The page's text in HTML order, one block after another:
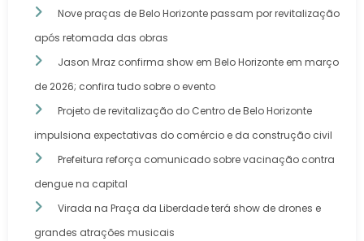
Nove praças de Belo Horizonte passam por revitalização
após retomada das obras
Jason Mraz confirma show em Belo Horizonte em março
de 2026; confira tudo sobre o evento
Projeto de revitalização do Centro de Belo Horizonte
impulsiona expectativas do comércio e da construção civil
Prefeitura reforça comunicado sobre vacinação contra
dengue na capital
Virada na Praça da Liberdade terá show de drones e
grandes atrações musicais